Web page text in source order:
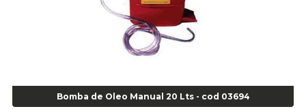
Agulha Escariadora Passeio - Cod 02978
Agulha Escariadora/ Alargadora Caminhão - COD. 02342
Agulha Inserto Pneu s/ câmara - Caminhão - Cod 01909
Agulha para Aplicação Vipstem- Vipal - Cod 02558
Bomba de Oleo Manual 20 Lts - cod 03694